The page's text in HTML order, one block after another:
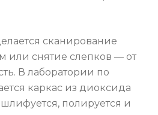
сканирование
или снятие слепков — от
В лаборатории по
каркас из диоксида
полируется и